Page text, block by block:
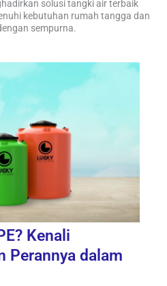
solusi tangki air terbaik
kebutuhan rumah tangga dan
sempurna.
Kenali
Perannya dalam
PagePage Page